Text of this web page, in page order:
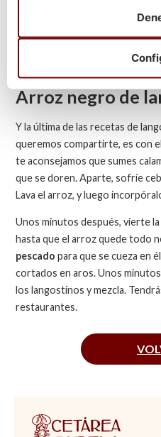
con el
más fácil. Pero recuerda
tal y como vienen. Ello le dará
Arroz negro de
Y la última de las recetas de
queremos compartirte, es con
te aconsejamos que sumes
que se doren. Aparte, sofríe
Lava el arroz, y luego
Unos minutos después, vierte
hasta que el arroz quede todo
pescado para que se cueza en
cortados en aros. Unos
los langostinos y mezcla.
restaurantes.